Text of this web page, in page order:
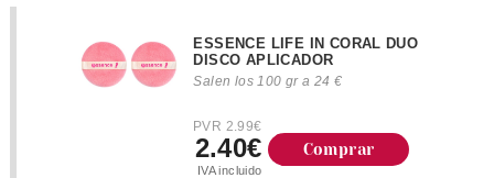
ESSENCE LIFE IN CORAL DUO
DISCO APLICADOR
Salen los 100 gr a 24 €
PVR 2.99€
2.40€
IVA incluido
Comprar